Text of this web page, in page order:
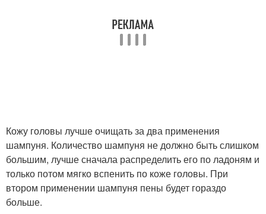
Кожу головы лучше очищать за два применения
шампуня. Количество шампуня не должно быть слишком
большим, лучше сначала распределить его по ладоням и
только потом мягко вспенить по коже головы. При
втором применении шампуня пены будет гораздо
больше.